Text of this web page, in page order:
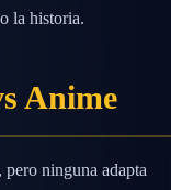
la historia.
Anime
ninguna adapta